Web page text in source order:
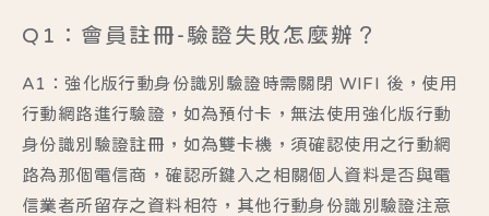
Q1：會員註冊-驗證失敗怎麼辦？
A1：強化版行動身份識別驗證時需關閉 WIFI 後，使用
行動網路進行驗證，如為預付卡，無法使用強化版行動
身份識別驗證註冊，如為雙卡機，須確認使用之行動網
路為那個電信商，確認所鍵入之相關個人資料是否與電
信業者所留存之資料相符，其他行動身份識別驗證注意